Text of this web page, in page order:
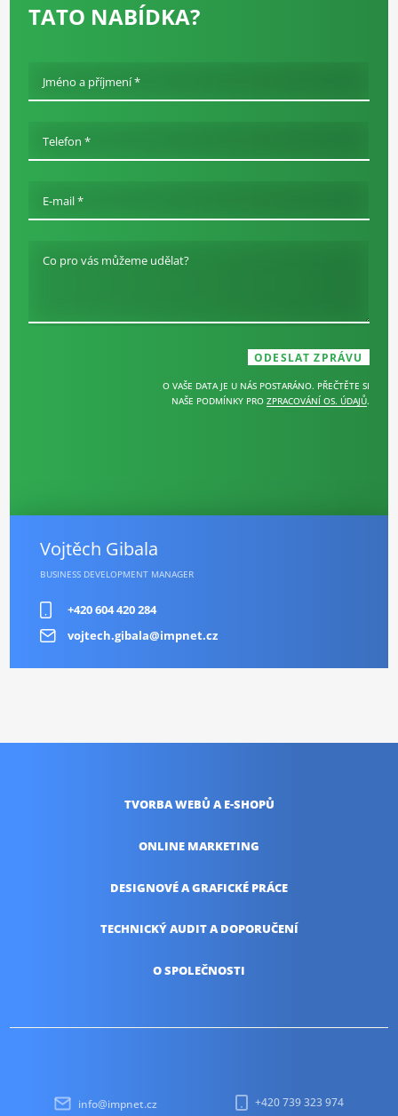
TATO NABÍDKA?
Jméno a příjmení *
Telefon *
E-mail *
Co pro vás můžeme udělat?
O VAŠE DATA JE U NÁS POSTARÁNO. PŘEČTĚTE SI
NAŠE PODMÍNKY PRO ZPRACOVÁNÍ OS. ÚDAJŮ.
Vojtěch Gibala
BUSINESS DEVELOPMENT MANAGER
+420 604 420 284
vojtech.gibala@impnet.cz
TVORBA WEBŮ A E-SHOPŮ
ONLINE MARKETING
DESIGNOVÉ AGRAFICKÉ PRÁCE
TECHNICKÝ AUDITA DOPORUČENÍ
O SPOLEČNOSTI
info@impnet.cz +420 739 323 974